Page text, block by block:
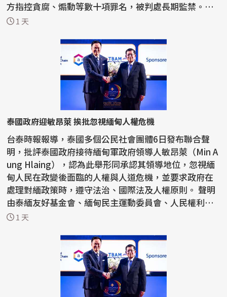
方指控貪腐、煽動等數十項罪名，被判處長期監禁。今
年稍早，...
1 天
泰國政府迎敏昂萊 挨批忽視緬甸人權危機
台泰時報報導，泰國多個公民社會團體6日發布聯合聲
明，批評泰國政府接待緬甸軍政府領導人敏昂萊（Min A
ung Hlaing），認為此舉形同承認其領導地位，忽視緬
甸人民在政變後面臨的人權與人道危機，並要求政府在
處理對緬政策時，遵守法治、國際法及人權原則。 聲明
由泰緬友好基金會、緬甸民主運動委員會、人民權利與
自由...
1 天